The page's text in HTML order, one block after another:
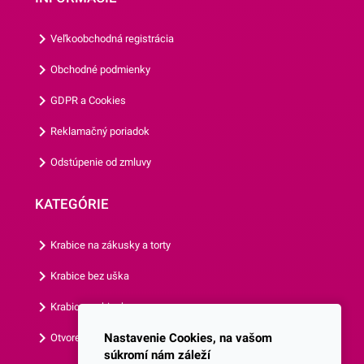
Vám prezrieť aj ostatné
dodávame v rozloženom
stave!
Veľkoobchodná registrácia
Obchodné podmienky
GDPR a Cookies
Reklamačný poriadok
Odstúpenie od zmluvy
KATEGÓRIE
Krabice na zákusky a torty
Krabice bez uška
Krabice s okienkom
Otvorená krabicaNastavenie Cookies, na vašom
súkromí nám záleží